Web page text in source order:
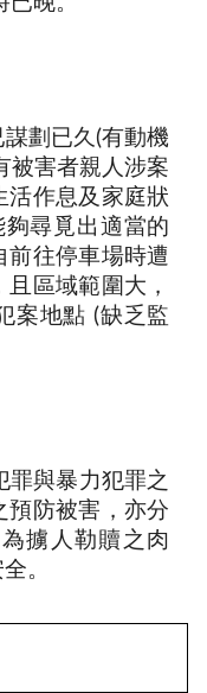
謀劃已久(有動機
被害者親人涉案
活作息及家庭狀
夠尋覓出適當的
前往停車場時遭
區域範圍大，
案地點 (缺乏監
罪與暴力犯罪之
預防被害，亦分
擄人勒贖之肉
。